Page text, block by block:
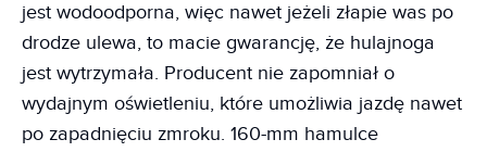
jest wodoodporna, więc nawet jeżeli złapie was po
drodze ulewa, to macie gwarancję, że hulajnoga
jest wytrzymała. Producent nie zapomniał o
wydajnym oświetleniu, które umożliwia jazdę nawet
po zapadnięciu zmroku. 160-mm hamulce